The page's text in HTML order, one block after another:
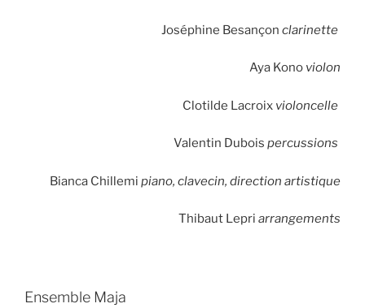
Joséphine Besançon clarinette
Aya Kono violon
Clotilde Lacroix violoncelle
Valentin Dubois percussions
Bianca Chillemi piano, clavecin, direction artistique
Thibaut Lepri arrangements
Ensemble Maja